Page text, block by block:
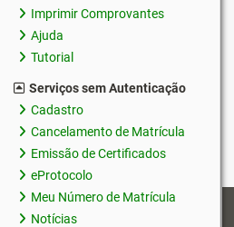
Imprimir Comprovantes
Ajuda
Tutorial
Serviços sem Autenticação
Cadastro
Cancelamento de Matrícula
Emissão de Certificados
eProtocolo
Meu Número de Matrícula
Notícias